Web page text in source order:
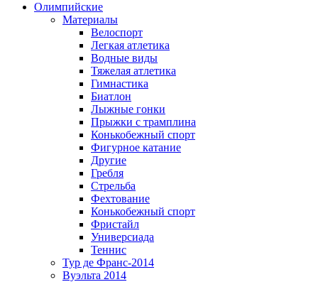
Олимпийские
Материалы
Велоспорт
Легкая атлетика
Водные виды
Тяжелая атлетика
Гимнастика
Биатлон
Лыжные гонки
Прыжки с трамплина
Конькобежный спорт
Фигурное катание
Другие
Гребля
Стрельба
Фехтование
Конькобежный спорт
Фристайл
Универсиада
Теннис
Тур де Франс-2014
Вуэльта 2014